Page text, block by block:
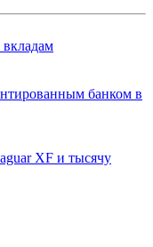
банком в
XF и тысячу